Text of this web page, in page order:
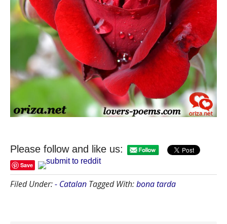
Please follow and like us:
Save
Filed Under:- Catalan Tagged With:bona tarda